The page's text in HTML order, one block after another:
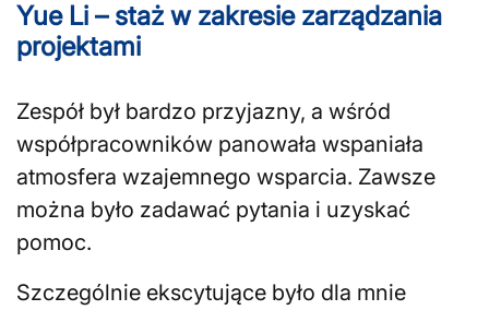
Yue Li – staż w zakresie zarządzania
projektami
Zespół był bardzo przyjazny, a wśród
współpracowników panowała wspaniała
atmosfera wzajemnego wsparcia. Zawsze
można było zadawać pytania i uzyskać
pomoc.
Szczególnie ekscytujące było dla mnie